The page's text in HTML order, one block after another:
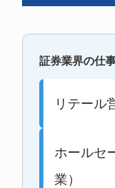
証券業界の仕
リテール
ホールセ
業）